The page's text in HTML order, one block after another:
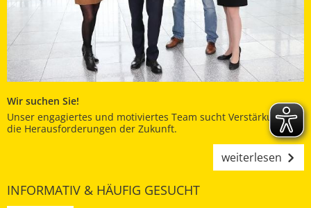
Wir suchen Sie!
Unser engagiertes und motiviertes Team sucht Verstärkung für
die Herausforderungen der Zukunft.
weiterlesen
INFORMATIV & HÄUFIG GESUCHT